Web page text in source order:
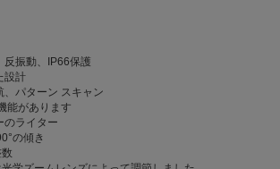
振動、IP66保護
設計
パターン スキャン
能があります
ライター
の傾き